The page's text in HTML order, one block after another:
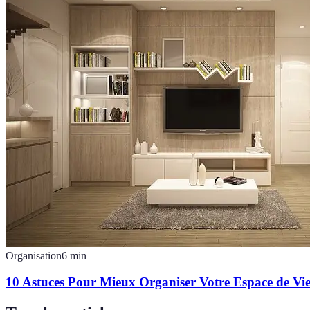
Organisation6 min
10 Astuces Pour Mieux Organiser Votre Espace de Vie